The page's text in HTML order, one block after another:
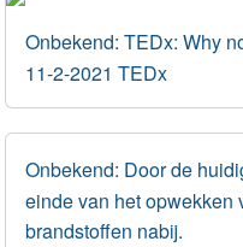
Onbekend: TEDx: Why
11-2-2021 TEDx
Onbekend: Door de
einde van het opwekken
brandstoffen nabij.